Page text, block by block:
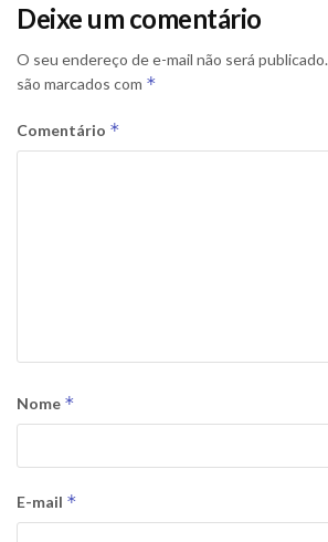
Deixe um comentário
O seu endereço de e-mail não será publicado.
são marcados com *
Comentário *
Nome *
E-mail *